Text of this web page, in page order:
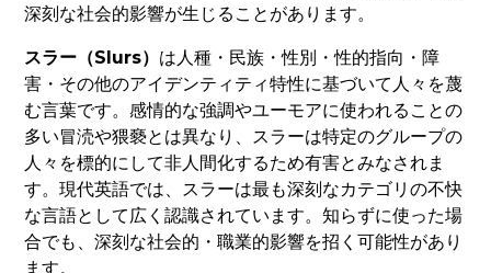
深刻な社会的影響が生じることがあります。
スラー（Slurs） は人種・民族・性別・性的指向・障
害・その他のアイデンティティ特性に基づいて人々を蔑
む言葉です。感情的な強調やユーモアに使われることの
多い冒涜や猥褻とは異なり、スラーは特定のグループの
人々を標的にして非人間化するため有害とみなされま
す。現代英語では、スラーは最も深刻なカテゴリの不快
な言語として広く認識されています。知らずに使った場
合でも、深刻な社会的・職業的影響を招く可能性があり
ます。